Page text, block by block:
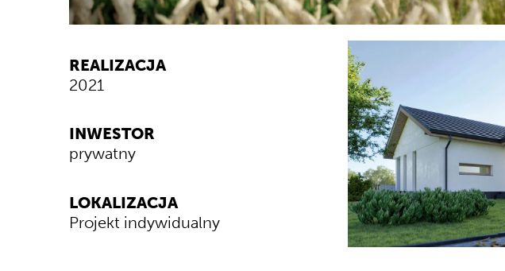
REALIZACJA
2021
INWESTOR
prywatny
LOKALIZACJA
Projekt indywidualny